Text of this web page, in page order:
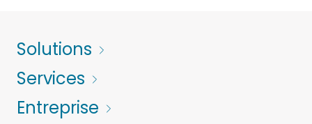
Solutions
Services
Entreprise